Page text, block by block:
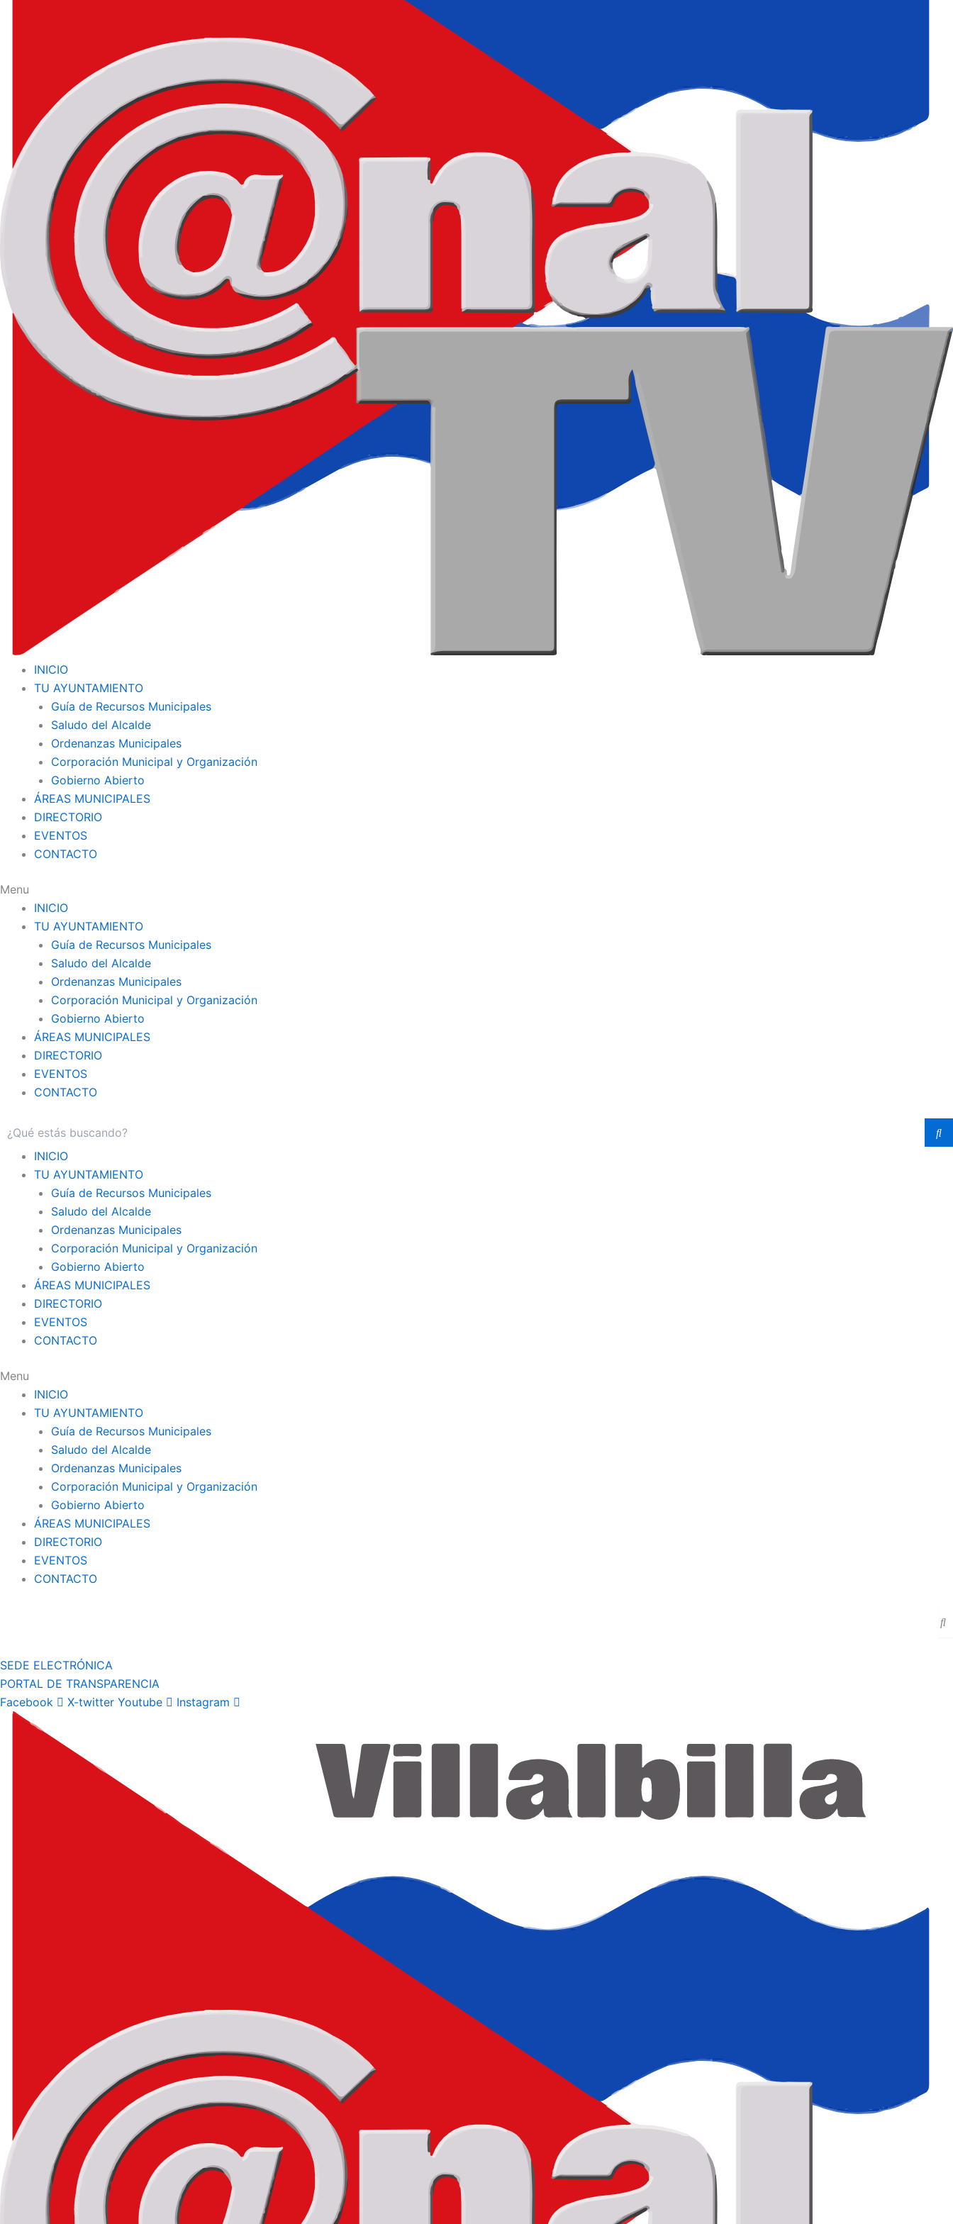
INICIO
TU AYUNTAMIENTO
Guía de Recursos Municipales
Saludo del Alcalde
Ordenanzas Municipales
Corporación Municipal y Organización
Gobierno Abierto
ÁREAS MUNICIPALES
DIRECTORIO
EVENTOS
CONTACTO
Menu
INICIO
TU AYUNTAMIENTO
Guía de Recursos Municipales
Saludo del Alcalde
Ordenanzas Municipales
Corporación Municipal y Organización
Gobierno Abierto
ÁREAS MUNICIPALES
DIRECTORIO
EVENTOS
CONTACTO
INICIO
TU AYUNTAMIENTO
Guía de Recursos Municipales
Saludo del Alcalde
Ordenanzas Municipales
Corporación Municipal y Organización
Gobierno Abierto
ÁREAS MUNICIPALES
DIRECTORIO
EVENTOS
CONTACTO
Menu
INICIO
TU AYUNTAMIENTO
Guía de Recursos Municipales
Saludo del Alcalde
Ordenanzas Municipales
Corporación Municipal y Organización
Gobierno Abierto
ÁREAS MUNICIPALES
DIRECTORIO
EVENTOS
CONTACTO
SEDE ELECTRÓNICA
PORTAL DE TRANSPARENCIA
Facebook
X-twitter Youtube Instagram